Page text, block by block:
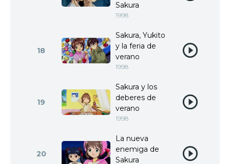
Sakura
1998
18
Sakura, Yukito
y la feria de
verano
1998
19
Sakura y los
deberes de
verano
1998
20
La nueva
enemiga de
Sakura